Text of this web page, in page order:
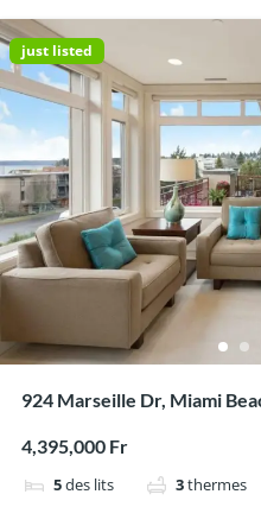
just listed
924 Marseille Dr, Miami
4,395,000 Fr
5des lits 3thermes